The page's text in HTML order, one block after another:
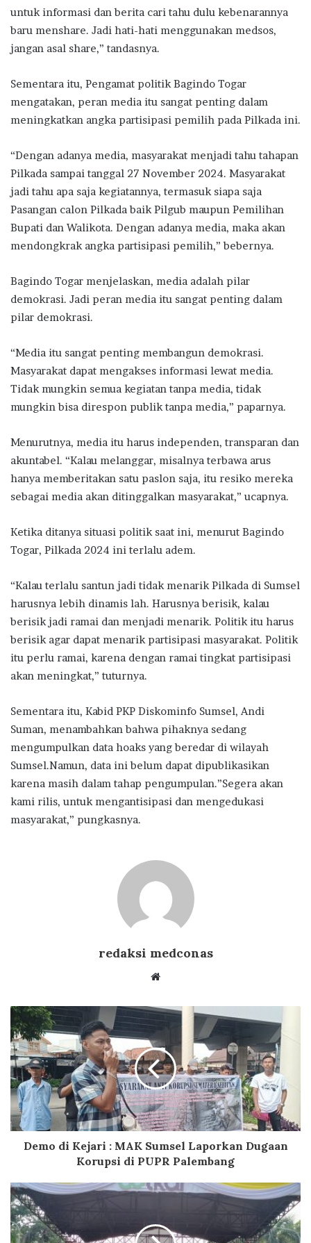
untuk informasi dan berita cari tahu dulu kebenarannya
baru menshare. Jadi hati-hati menggunakan medsos,
jangan asal share,” tandasnya.
Sementara itu, Pengamat politik Bagindo Togar
mengatakan, peran media itu sangat penting dalam
meningkatkan angka partisipasi pemilih pada Pilkada ini.
“Dengan adanya media, masyarakat menjadi tahu tahapan
Pilkada sampai tanggal 27 November 2024. Masyarakat
jadi tahu apa saja kegiatannya, termasuk siapa saja
Pasangan calon Pilkada baik Pilgub maupun Pemilihan
Bupati dan Walikota. Dengan adanya media, maka akan
mendongkrak angka partisipasi pemilih,” bebernya.
Bagindo Togar menjelaskan, media adalah pilar
demokrasi. Jadi peran media itu sangat penting dalam
pilar demokrasi.
“Media itu sangat penting membangun demokrasi.
Masyarakat dapat mengakses informasi lewat media.
Tidak mungkin semua kegiatan tanpa media, tidak
mungkin bisa direspon publik tanpa media,” paparnya.
Menurutnya, media itu harus independen, transparan dan
akuntabel. “Kalau melanggar, misalnya terbawa arus
hanya memberitakan satu paslon saja, itu resiko mereka
sebagai media akan ditinggalkan masyarakat,” ucapnya.
Ketika ditanya situasi politik saat ini, menurut Bagindo
Togar, Pilkada 2024 ini terlalu adem.
“Kalau terlalu santun jadi tidak menarik Pilkada di Sumsel
harusnya lebih dinamis lah. Harusnya berisik, kalau
berisik jadi ramai dan menjadi menarik. Politik itu harus
berisik agar dapat menarik partisipasi masyarakat. Politik
itu perlu ramai, karena dengan ramai tingkat partisipasi
akan meningkat,” tuturnya.
Sementara itu, Kabid PKP Diskominfo Sumsel, Andi
Suman, menambahkan bahwa pihaknya sedang
mengumpulkan data hoaks yang beredar di wilayah
Sumsel.Namun, data ini belum dapat dipublikasikan
karena masih dalam tahap pengumpulan.”Segera akan
kami rilis, untuk mengantisipasi dan mengedukasi
masyarakat,” pungkasnya.
redaksi medconas
Website
Demo di Kejari : MAK Sumsel Laporkan Dugaan
Korupsi di PUPR Palembang